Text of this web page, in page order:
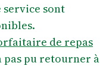
service sont
de repas
pas pu retourner à